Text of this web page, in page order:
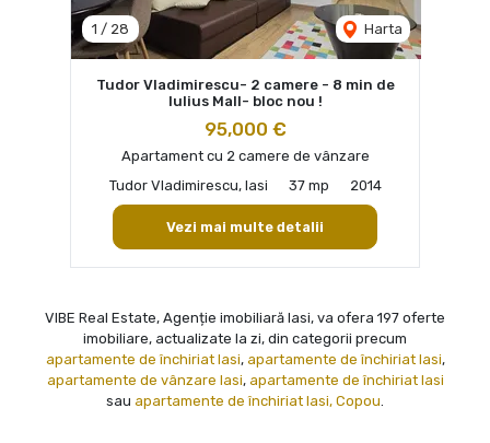
1 / 28 Harta
Tudor Vladimirescu- 2 camere - 8 min de
Iulius Mall- bloc nou !
95,000 €
Apartament cu 2 camere de vânzare
Tudor Vladimirescu, Iasi
37 mp 2014
Vezi mai multe detalii
VIBE Real Estate, Agenție imobiliară Iasi, va ofera 197 oferte
imobiliare, actualizate la zi, din categorii precum
apartamente de închiriat Iasi, apartamente de închiriat Iasi,
apartamente de vânzare Iasi, apartamente de închiriat Iasi
sau apartamente de închiriat Iasi, Copou